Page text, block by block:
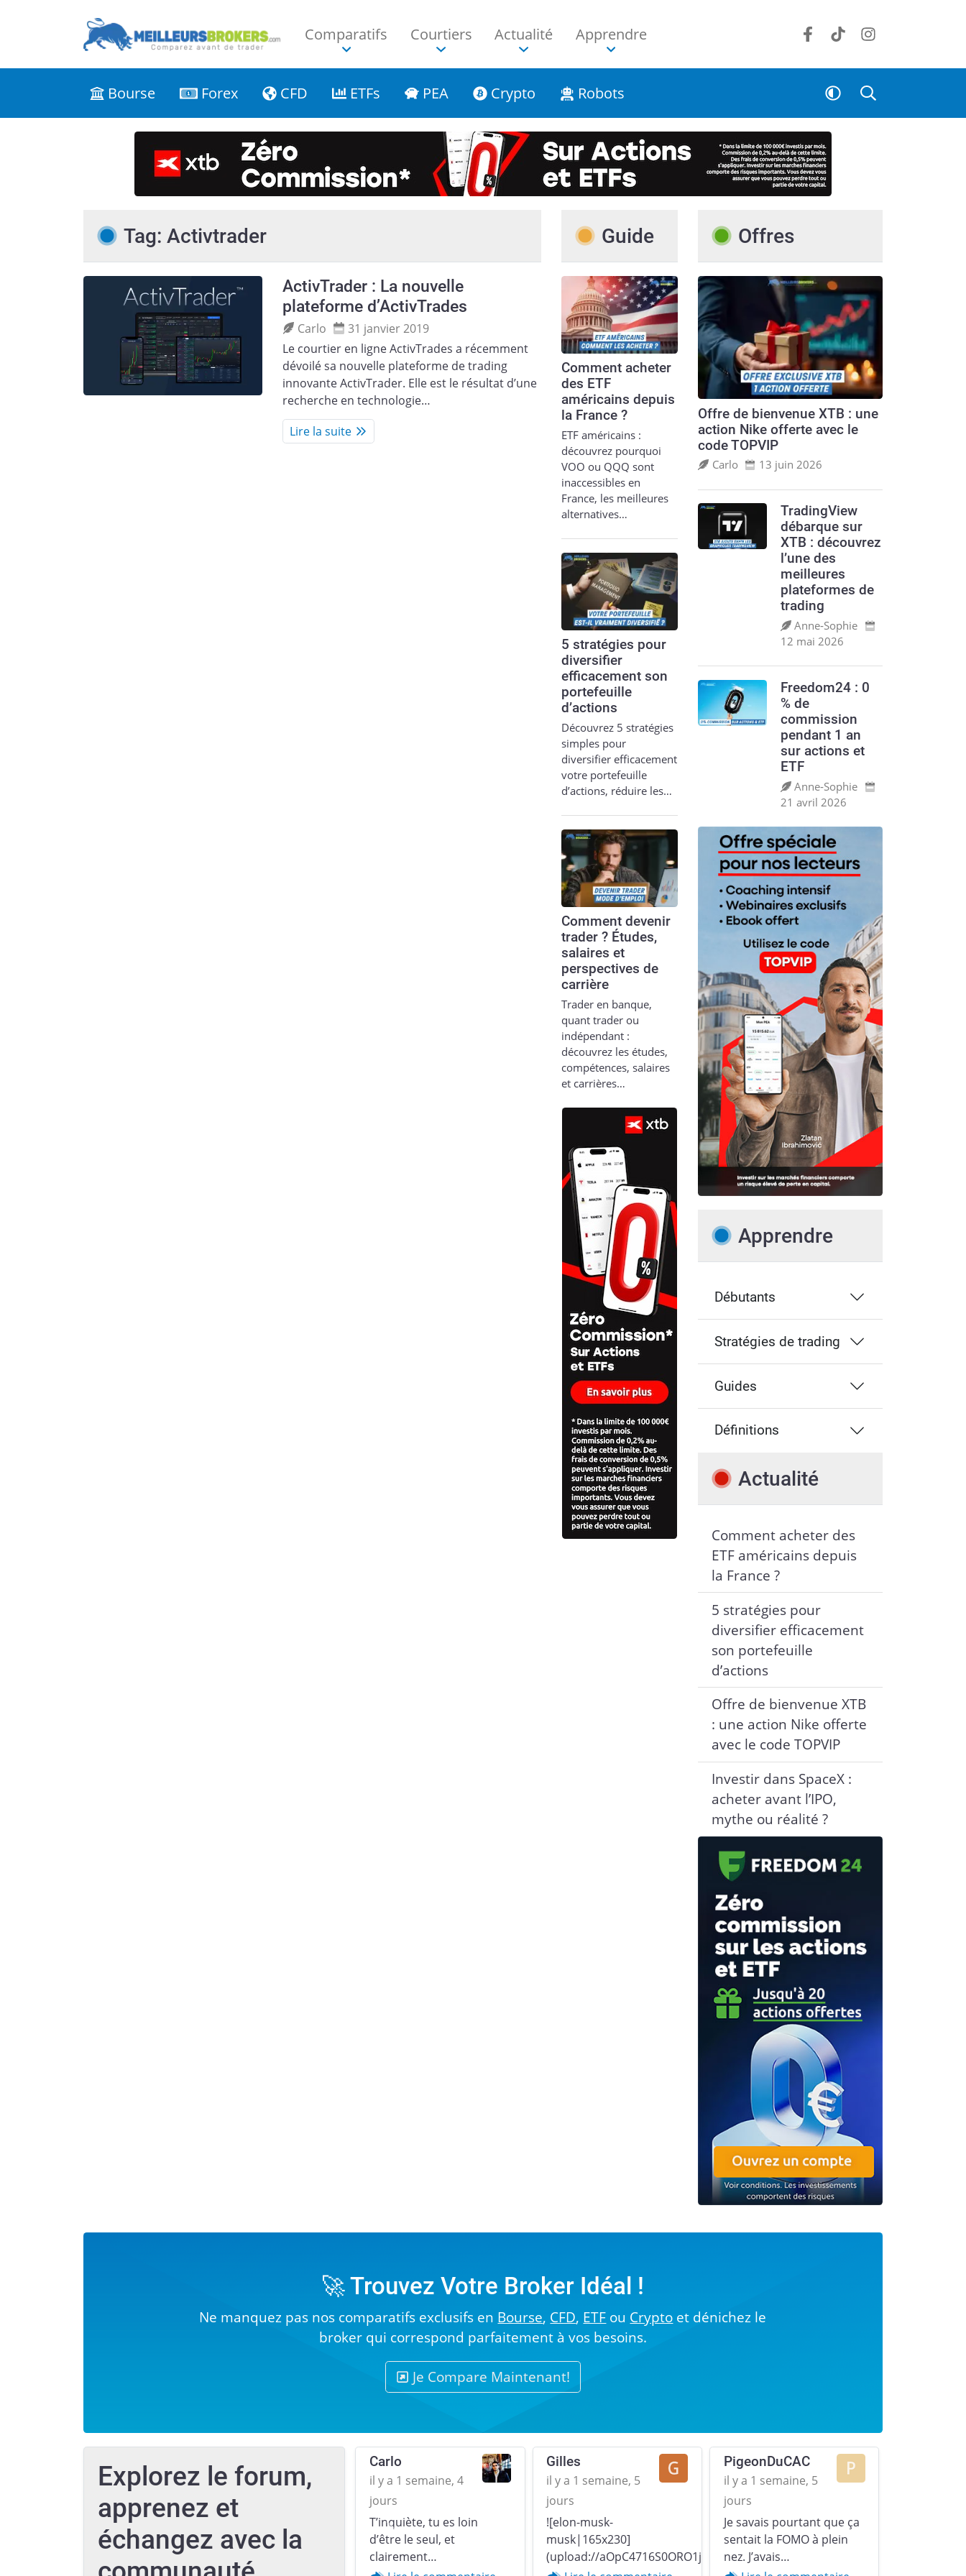
Comparatifs Courtiers Actualité Apprendre
Bourse Forex CFD ETFs PEA Crypto Robots
Tag: Activtrader
ActivTrader : La nouvelle
plateforme d’ActivTrades
Carlo
31 janvier 2019
Le courtier en ligne ActivTrades a récemment
dévoilé sa nouvelle plateforme de trading
innovante ActivTrader. Elle est le résultat d’une
recherche en technologie…
Lire la suite
Guide
Comment acheter
des ETF
américains depuis
la France ?
ETF américains :
découvrez pourquoi
VOO ou QQQ sont
inaccessibles en
France, les meilleures
alternatives…
5 stratégies pour
diversifier
efficacement son
portefeuille
d’actions
Découvrez 5 stratégies
simples pour
diversifier efficacement
votre portefeuille
d’actions, réduire les…
Comment devenir
trader ? Études,
salaires et
perspectives de
carrière
Trader en banque,
quant trader ou
indépendant :
découvrez les études,
compétences, salaires
et carrières…
Offres
Offre de bienvenue XTB : une
action Nike offerte avec le
code TOPVIP
Carlo 13 juin 2026
TradingView
débarque sur
XTB : découvrez
l’une des
meilleures
plateformes de
trading
Anne‑Sophie
12 mai 2026
Freedom24 : 0
% de
commission
pendant 1 an
sur actions et
ETF
Anne‑Sophie
21 avril 2026
Apprendre
Débutants
Stratégies de trading
Guides
Définitions
Actualité
Comment acheter des
ETF américains depuis
la France ?
5 stratégies pour
diversifier efficacement
son portefeuille
d’actions
Offre de bienvenue XTB
: une action Nike offerte
avec le code TOPVIP
Investir dans SpaceX :
acheter avant l’IPO,
mythe ou réalité ?
🚀 Trouvez Votre Broker Idéal !
Ne manquez pas nos comparatifs exclusifs en Bourse, CFD, ETF ou Crypto et dénichez le
broker qui correspond parfaitement à vos besoins.
Je Compare Maintenant!
Explorez le forum,
apprenez et
échangez avec la
Carlo
il y a 1 semaine, 4
jours
T’inquiète, tu es loin
d’être le seul, et
clairement…
Gilles
il y a 1 semaine, 5
jours
![elon-musk-
musk|165x230]
(upload://aOpC4716S0ORO1jp379u2YZgqr1.gif)
PigeonDuCAC
il y a 1 semaine, 5
jours
Je savais pourtant que ça
sentait la FOMO à plein
nez. J’avais…
Previous Next